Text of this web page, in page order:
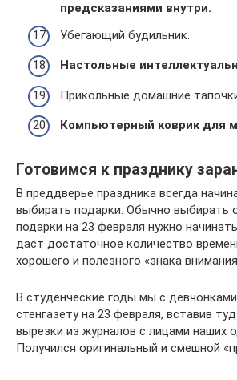
предсказаниями внутри.
Убегающий будильник.
Настольные
Прикольные домашние
Компьютерный коврик для
Готовимся к празднику
В преддверье праздника всегда
выбирать подарки. Обычно выбирать
подарки на 23 февраля нужно
даст достаточное количество
хорошего и полезного «знака
В студенческие годы мы с
стенгазету на 23 февраля, вставив
вырезки из журналов с лицами наших
Получился оригинальный и смешной